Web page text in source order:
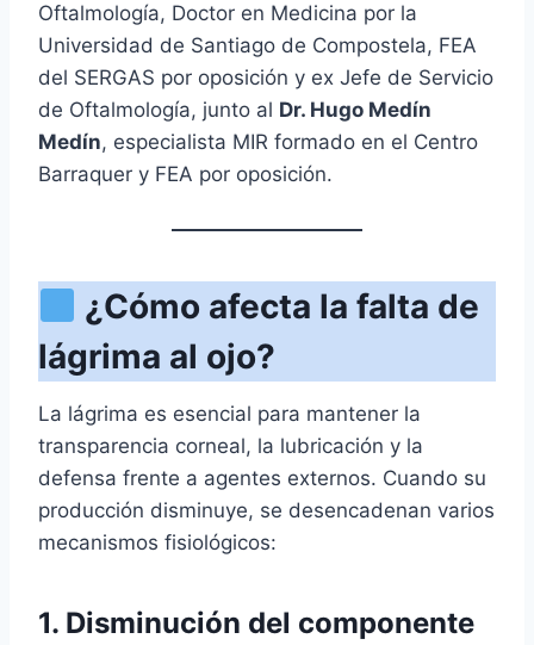
Oftalmología, Doctor en Medicina por la
Universidad de Santiago de Compostela, FEA
del SERGAS por oposición y ex Jefe de Servicio
de Oftalmología, junto al Dr. Hugo Medín
Medín, especialista MIR formado en el Centro
Barraquer y FEA por oposición.
¿Cómo afecta la falta de
lágrima al ojo?
La lágrima es esencial para mantener la
transparencia corneal, la lubricación y la
defensa frente a agentes externos. Cuando su
producción disminuye, se desencadenan varios
mecanismos fisiológicos:
1. Disminución del componente